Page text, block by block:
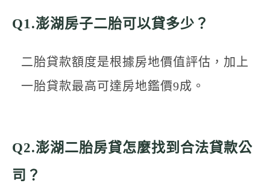
Q1.澎湖房子二胎可以貸多少？
二胎貸款額度是根據房地價值評估，加上
一胎貸款最高可達房地鑑價9成。
Q2.澎湖二胎房貸怎麼找到合法貸款公
司？